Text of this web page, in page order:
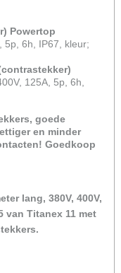
Powertop
5p, 6h, IP67, kleur;
125A, 5p, 6h,
goede
en minder
Goedkoop
lang, 380V, 400V,
van Titanex 11 met